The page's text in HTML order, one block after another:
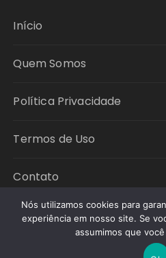
Início
Quem Somos
Política Privacidade
Termos de Uso
Contato
Copyright © 2026 Política
Nós utilizamos cookies para
experiência em nosso site. Se
assumimos que